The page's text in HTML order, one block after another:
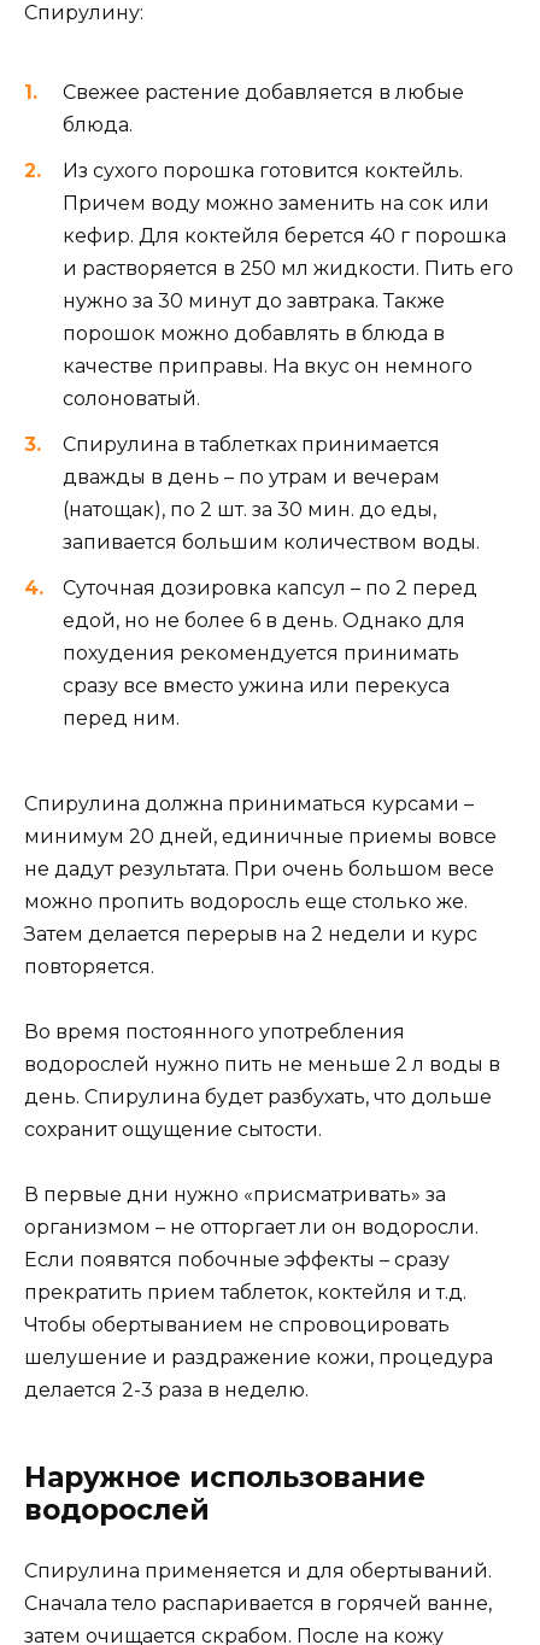
Спирулину:
Свежее растение добавляется в любые
блюда.
Из сухого порошка готовится коктейль.
Причем воду можно заменить на сок или
кефир. Для коктейля берется 40 г порошка
и растворяется в 250 мл жидкости. Пить его
нужно за 30 минут до завтрака. Также
порошок можно добавлять в блюда в
качестве приправы. На вкус он немного
солоноватый.
Спирулина в таблетках принимается
дважды в день – по утрам и вечерам
(натощак), по 2 шт. за 30 мин. до еды,
запивается большим количеством воды.
Суточная дозировка капсул – по 2 перед
едой, но не более 6 в день. Однако для
похудения рекомендуется принимать
сразу все вместо ужина или перекуса
перед ним.
Спирулина должна приниматься курсами –
минимум 20 дней, единичные приемы вовсе
не дадут результата. При очень большом весе
можно пропить водоросль еще столько же.
Затем делается перерыв на 2 недели и курс
повторяется.
Во время постоянного употребления
водорослей нужно пить не меньше 2 л воды в
день. Спирулина будет разбухать, что дольше
сохранит ощущение сытости.
В первые дни нужно «присматривать» за
организмом – не отторгает ли он водоросли.
Если появятся побочные эффекты – сразу
прекратить прием таблеток, коктейля и т.д.
Чтобы обертыванием не спровоцировать
шелушение и раздражение кожи, процедура
делается 2-3 раза в неделю.
Наружное использование
водорослей
Спирулина применяется и для обертываний.
Сначала тело распаривается в горячей ванне,
затем очищается скрабом. После на кожу